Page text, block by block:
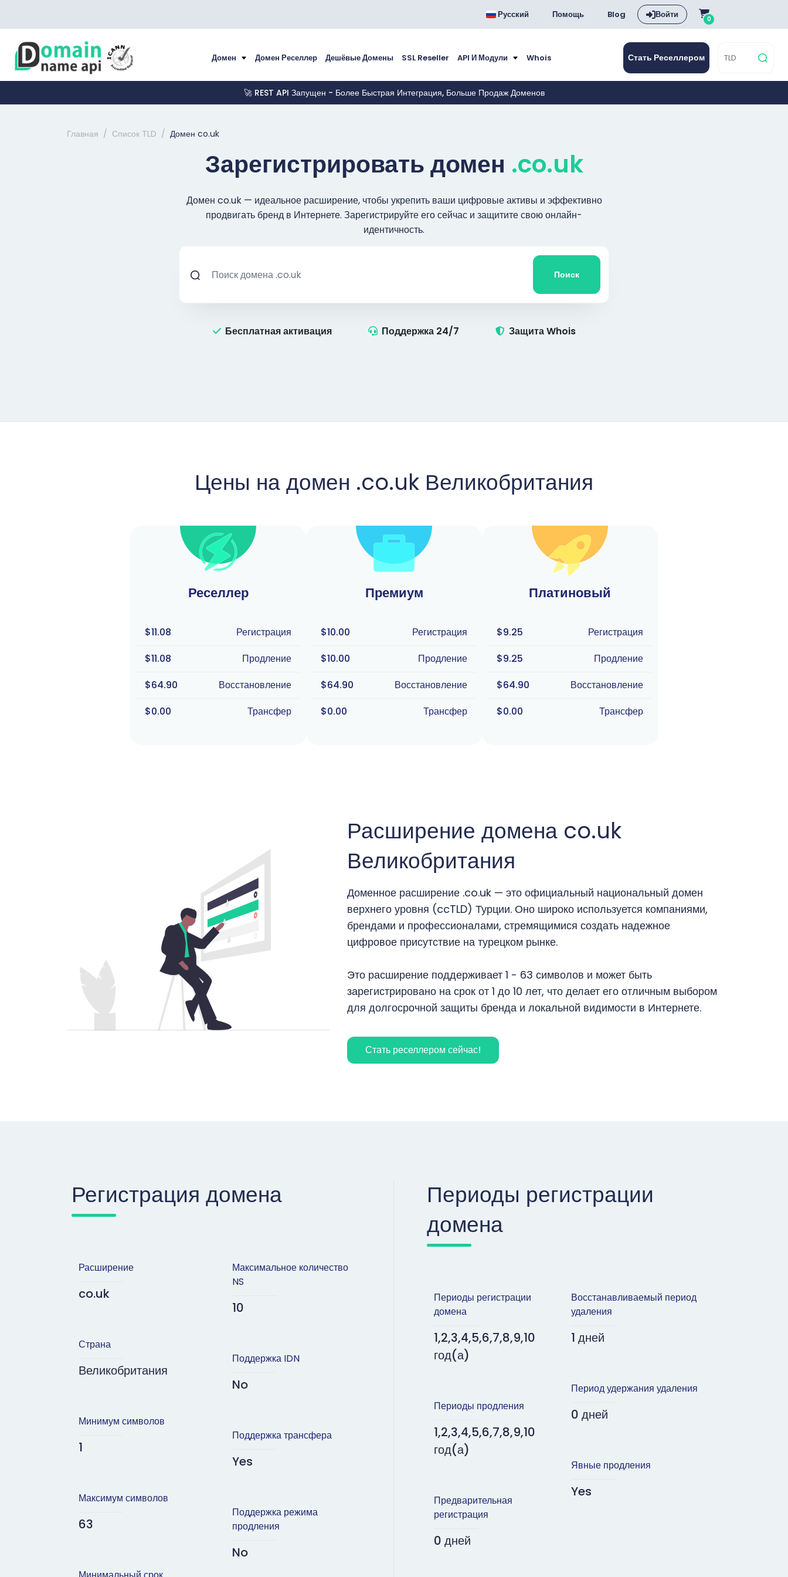
Русский Помощь Blog Войти 0
Домен Домен Реселлер Дешёвые Домены SSL Reseller API И Модули Whois Стать Реселлером
🚀 REST API Запущен - Более Быстрая Интеграция, Больше Продаж Доменов
Главная Список TLD Домен co.uk
Зарегистрировать домен .co.uk
Домен co.uk — идеальное расширение, чтобы укрепить ваши цифровые активы и эффективно
продвигать бренд в Интернете. Зарегистрируйте его сейчас и защитите свою онлайн-
идентичность.
Поиск
Бесплатная активация Поддержка 24/7 Защита Whois
Цены на домен .co.uk Великобритания
Реселлер
$11.08
Регистрация
$11.08
Продление
$64.90
Восстановление
$0.00
Трансфер
Премиум
$10.00
Регистрация
$10.00
Продление
$64.90
Восстановление
$0.00
Трансфер
Платиновый
$9.25
Регистрация
$9.25
Продление
$64.90
Восстановление
$0.00
Трансфер
Расширение домена co.uk
Великобритания
Доменное расширение .co.uk — это официальный национальный домен
верхнего уровня (ccTLD) Турции. Оно широко используется компаниями,
брендами и профессионалами, стремящимися создать надежное
цифровое присутствие на турецком рынке.
Это расширение поддерживает 1 - 63 символов и может быть
зарегистрировано на срок от 1 до 10 лет, что делает его отличным выбором
для долгосрочной защиты бренда и локальной видимости в Интернете.
Стать реселлером сейчас!
Регистрация домена
Расширение
co.uk
Страна
Великобритания
Минимум символов
1
Максимум символов
63
Максимальное количество
NS
10
Поддержка IDN
No
Поддержка трансфера
Yes
Поддержка режима
продления
No
Периоды регистрации
домена
Периоды регистрации
домена
1,2,3,4,5,6,7,8,9,10
год(а)
Периоды продления
1,2,3,4,5,6,7,8,9,10
год(а)
Предварительная
регистрация
0 дней
Восстанавливаемый период
удаления
1 дней
Период удержания удаления
0 дней
Явные продления
Yes